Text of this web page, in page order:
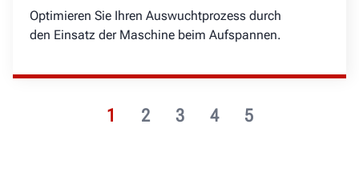
1 2 3 4 5
Optimieren Sie Ihren Auswuchtprozess durch
den Einsatz der Maschine beim Aufspannen.